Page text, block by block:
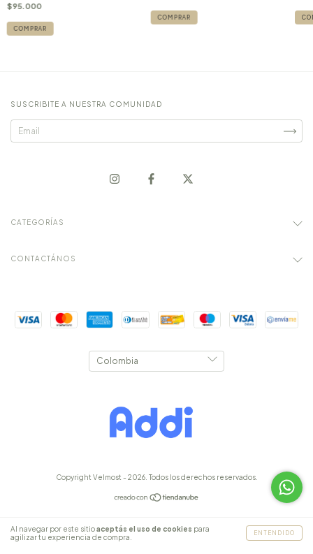
Al navegar por este sitioaceptás el uso de cookies para
agilizar tu experiencia de compra.
ENTENDIDO
$95.000
COMPRAR
COMPRAR
SUSCRIBITE A NUESTRA COMUNIDAD
CATEGORÍAS
CONTACTÁNOS
Copyright Velmost - 2026. Todos los derechos reservados.